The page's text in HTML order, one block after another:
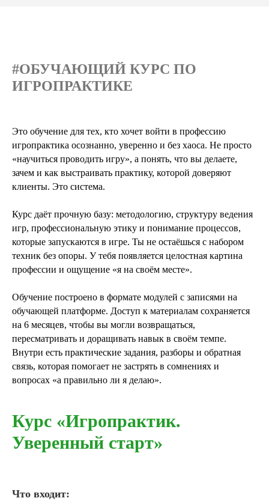
#ОБУЧАЮЩИЙ КУРС ПО
ИГРОПРАКТИКЕ
Это обучение для тех, кто хочет войти в профессию
игропрактика осознанно, уверенно и без хаоса. Не просто
«научиться проводить игру», а понять, что вы делаете,
зачем и как выстраивать практику, которой доверяют
клиенты. Это система.
Курс даёт прочную базу: методологию, структуру ведения
игр, профессиональную этику и понимание процессов,
которые запускаются в игре. Ты не остаёшься с набором
техник без опоры. У тебя появляется целостная картина
профессии и ощущение «я на своём месте».
Обучение построено в формате модулей с записями на
обучающей платформе. Доступ к материалам сохраняется
на 6 месяцев, чтобы вы могли возвращаться,
пересматривать и доращивать навык в своём темпе.
Внутри есть практические задания, разборы и обратная
связь, которая помогает не застрять в сомнениях и
вопросах «а правильно ли я делаю».
Курс «Игропрактик.
Уверенный старт»
Что входит: